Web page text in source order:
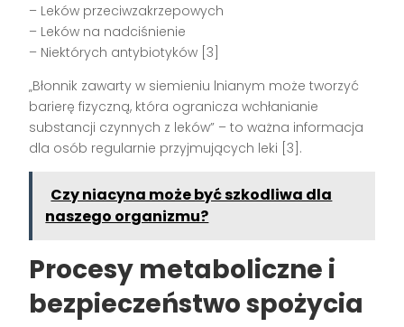
– Leków przeciwzakrzepowych
– Leków na nadciśnienie
– Niektórych antybiotyków [3]
„Błonnik zawarty w siemieniu lnianym może tworzyć
barierę fizyczną, która ogranicza wchłanianie
substancji czynnych z leków” – to ważna informacja
dla osób regularnie przyjmujących leki [3].
Czy niacyna może być szkodliwa dla
naszego organizmu?
Procesy metaboliczne i
bezpieczeństwo spożycia